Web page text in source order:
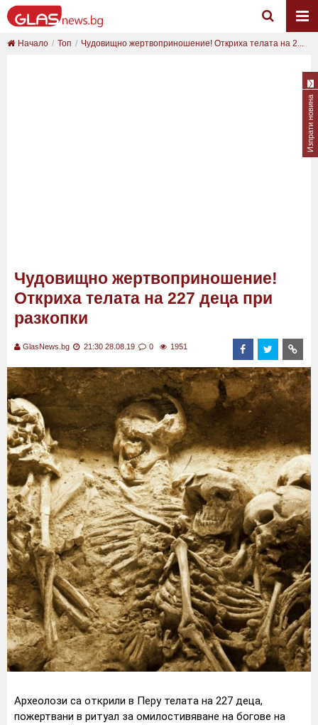
Начало Топ Чудовищно жертвоприношение! Откриха телата на 2...
Чудовищно жертвоприношение!
Откриха телата на 227 деца при
разкопки
GlasNews.bg 21:30 28.08.19 0 1951
Археолози са открили в Перу телата на 227 деца,
пожертвани в ритуал за омилостивяване на богове на
Изпрати новина